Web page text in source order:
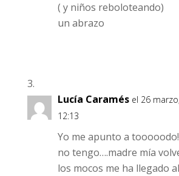
( y niños reboloteando)
un abrazo
Lucía Caramés el 26
12:13
Yo me apunto a
no tengo….madre mía
los mocos me ha llegado